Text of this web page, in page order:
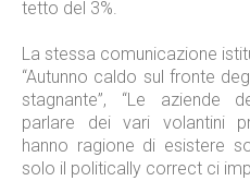
tetto del 3%.
La stessa comunicazione
“Autunno caldo sul fronte
stagnante”, “Le aziende
parlare dei vari volantini
hanno ragione di esistere
solo il politically correct ci